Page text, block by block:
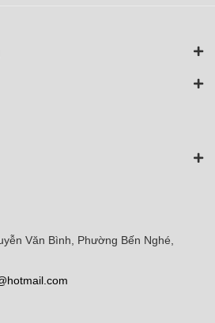
Văn Bình, Phường Bến Nghé,